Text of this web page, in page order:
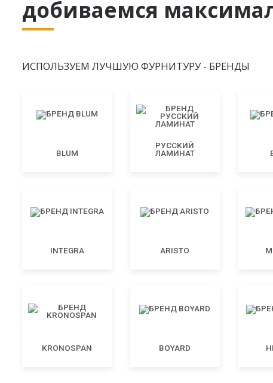
добиваемся
ИСПОЛЬЗУЕМ ЛУЧШУЮ ФУРНИТУРУ - БРЕНДЫ
BLUM
РУССКИЙ
ЛАМИНАТ
INTEGRA ARISTO
KRONOSPAN BOYARD